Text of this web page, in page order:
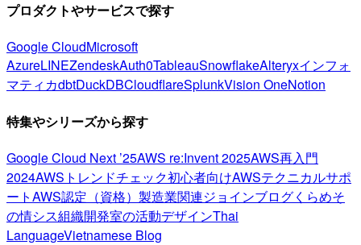
プロダクトやサービスで探す
Google CloudMicrosoft
AzureLINEZendeskAuth0TableauSnowflakeAlteryxインフォ
マティカdbtDuckDBCloudflareSplunkVision OneNotion
特集やシリーズから探す
Google Cloud Next ’25AWS re:Invent 2025AWS再入門
2024AWSトレンドチェック初心者向けAWSテクニカルサポ
ートAWS認定（資格） 製造業関連ジョインブログくらめそ
の情シス組織開発室の活動デザインThai
LanguageVietnamese Blog